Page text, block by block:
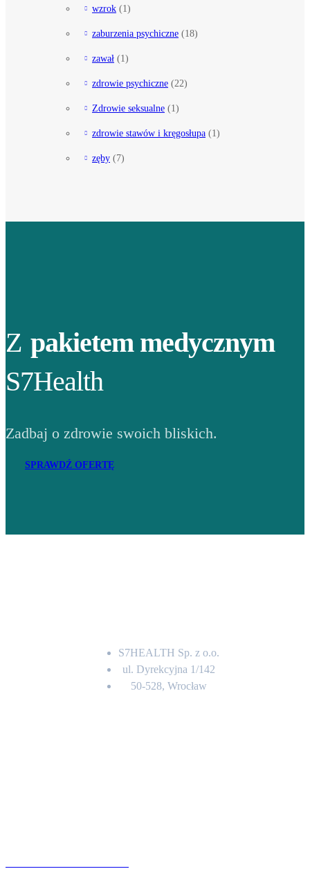
wzrok (1)
zaburzenia psychiczne (18)
zawał (1)
zdrowie psychiczne (22)
Zdrowie seksualne (1)
zdrowie stawów i kręgosłupa (1)
zęby (7)
Z pakietem medycznym
S7Health
Zadbaj o zdrowie swoich bliskich.
SPRAWDŹ OFERTĘ
S7HEALTH Sp. z o.o.
ul. Dyrekcyjna 1/142
50-528, Wrocław